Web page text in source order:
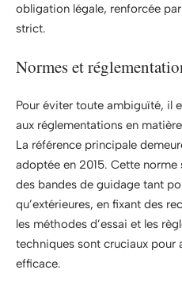
obligation légale, renforcée
strict.
Normes et
Pour éviter toute ambiguïté, il
aux réglementations en
La référence principale
adoptée en 2015. Cette
des bandes de guidage tant
qu’extérieures, en fixant des
les méthodes d’essai et les
techniques sont cruciaux pour
efficace.